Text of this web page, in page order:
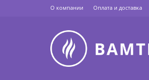
О компании Оплата и доставка